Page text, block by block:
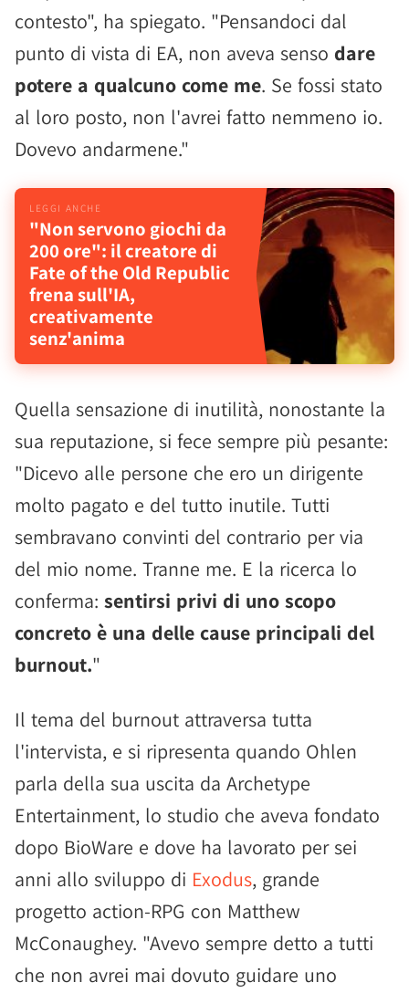
contesto", ha spiegato. "Pensandoci dal
punto di vista di EA, non aveva senso dare
potere a qualcuno come me. Se fossi stato
al loro posto, non l'avrei fatto nemmeno io.
Dovevo andarmene."
"Non servono giochi da
200 ore": il creatore di
Fate of the Old Republic
frena sull'IA,
creativamente
senz'anima
Quella sensazione di inutilità, nonostante la
sua reputazione, si fece sempre più pesante:
"Dicevo alle persone che ero un dirigente
molto pagato e del tutto inutile. Tutti
sembravano convinti del contrario per via
del mio nome. Tranne me. E la ricerca lo
conferma: sentirsi privi di uno scopo
concreto è una delle cause principali del
burnout."
Il tema del burnout attraversa tutta
l'intervista, e si ripresenta quando Ohlen
parla della sua uscita da Archetype
Entertainment, lo studio che aveva fondato
dopo BioWare e dove ha lavorato per sei
anni allo sviluppo di Exodus, grande
progetto action-RPG con Matthew
McConaughey. "Avevo sempre detto a tutti
che non avrei mai dovuto guidare uno